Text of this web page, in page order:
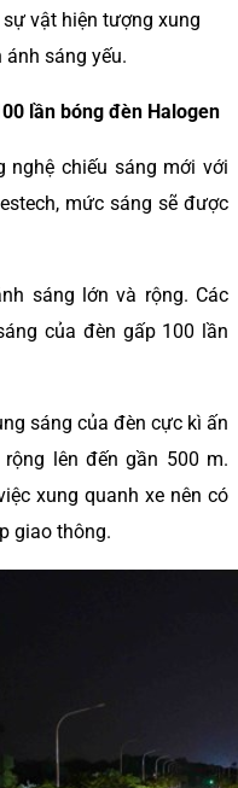
vật hiện tượng xung
sáng yếu.
lần bóng đèn Halogen
chiếu sáng mới với
mức sáng sẽ được
sáng lớn và rộng. Các
của đèn gấp 100 lần
sáng của đèn cực kì ấn
lên đến gần 500 m.
xung quanh xe nên có
giao thông.